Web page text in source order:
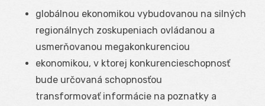
globálnou ekonomikou vybudovanou na silných
regionálnych zoskupeniach ovládanou a
usmerňovanou megakonkurenciou
ekonomikou, v ktorej konkurencieschopnosť
bude určovaná schopnosťou
transformovať informácie na poznatky a